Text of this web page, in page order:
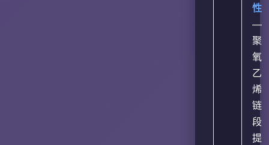
性
—
聚
氧
乙
烯
链
段
提